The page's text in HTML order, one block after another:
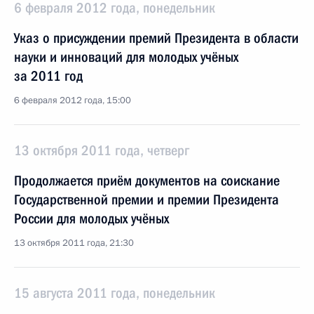
6 февраля 2012 года, понедельник
Указ о присуждении премий Президента в области
науки и инноваций для молодых учёных
за 2011 год
6 февраля 2012 года, 15:00
13 октября 2011 года, четверг
Продолжается приём документов на соискание
Государственной премии и премии Президента
России для молодых учёных
13 октября 2011 года, 21:30
15 августа 2011 года, понедельник